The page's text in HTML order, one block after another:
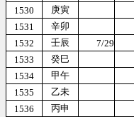
1530
庚寅
1531
辛卯
1532
壬辰 7/29
1533
癸巳
1534
甲午
1535
乙未
1536
丙申